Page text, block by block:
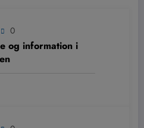
0
og information i